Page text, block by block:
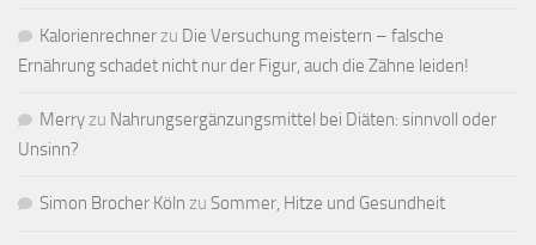
Kalorienrechnerzu Die Versuchung meistern – falsche
Ernährung schadet nicht nur der Figur, auch die Zähne leiden!
Merryzu Nahrungsergänzungsmittel bei Diäten: sinnvoll oder
Unsinn?
Simon Brocher Köln zu Sommer, Hitze und Gesundheit